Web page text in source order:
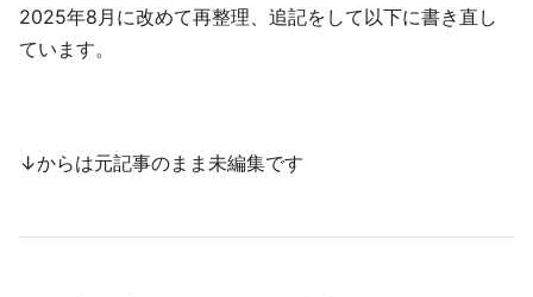
2025年8月に改めて再整理、追記をして以下に書き直し
ています。
↓からは元記事のまま未編集です